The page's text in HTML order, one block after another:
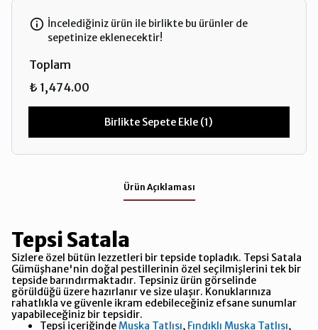
İncelediğiniz ürün ile birlikte bu ürünler de
sepetinize eklenecektir!
Toplam
₺ 1,474.00
Birlikte Sepete Ekle (1)
Ürün Açıklaması
Tepsi Satala
Sizlere özel bütün lezzetleri bir tepside topladık. Tepsi Satala
Gümüşhane'nin doğal pestillerinin özel seçilmişlerini tek bir
tepside barındırmaktadır. Tepsiniz ürün görselinde
görüldüğü üzere hazırlanır ve size ulaşır. Konuklarınıza
rahatlıkla ve güvenle ikram edebileceğiniz efsane sunumlar
yapabileceğiniz bir tepsidir.
Tepsi içeriğindeMuska Tatlısı, Fındıklı Muska Tatlısı,